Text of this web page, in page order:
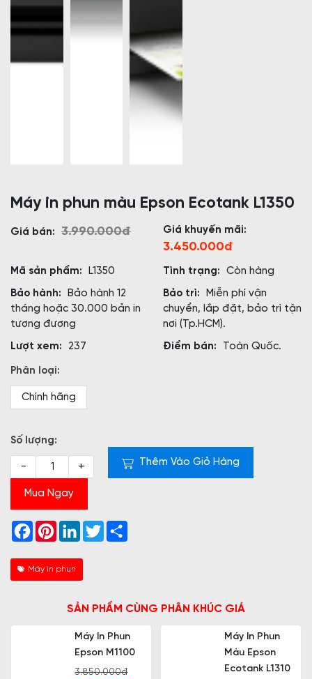
Máy in phun màu Epson Ecotank L1350
Giá bán: 3.990.000đ Giá khuyến mãi:
3.450.000đ
Mã sản phẩm: L1350 Tình trạng:
Còn hàng
Bảo hành:
Bảo hành 12
tháng hoặc 30.000 bản in
tương đương
Bảo trì:
Miễn phí vận
chuyển, lắp đặt, bảo trì tận
nơi (Tp.HCM).
Lượt xem:
237 Điểm bán: Toàn Quốc.
Phân loại:
Chính hãng
Số lượng:
- + Thêm Vào Giỏ Hàng
Mua Ngay
Facebook
PinterestLinkedInTwitter
Máy in phun
SẢN PHẨM CÙNG PHÂN KHÚC GIÁ
Máy In Phun
Màu Epson
Ecotank L1310
Máy In Màu
Epson L1210
3.300.000đ